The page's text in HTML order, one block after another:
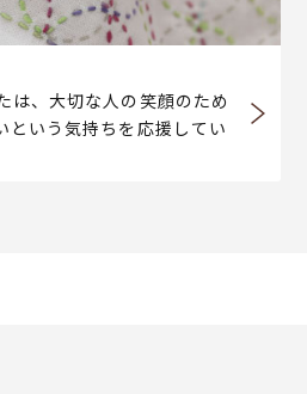
は、大切な人の笑顔のため
という気持ちを応援してい